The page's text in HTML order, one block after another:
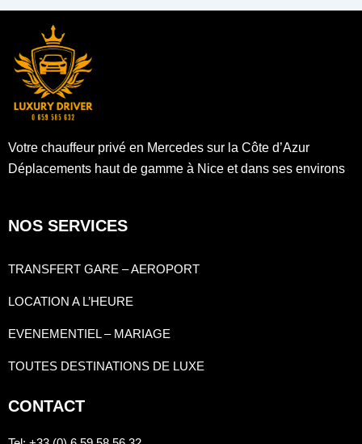
Votre chauffeur privé en Mercedes sur la Côte d’Azur
Déplacements haut de gamme à Nice et dans ses environs
NOS SERVICES
TRANSFERT GARE – AEROPORT
LOCATION A L’HEURE
EVENEMENTIEL – MARIAGE
TOUTES DESTINATIONS DE LUXE
CONTACT